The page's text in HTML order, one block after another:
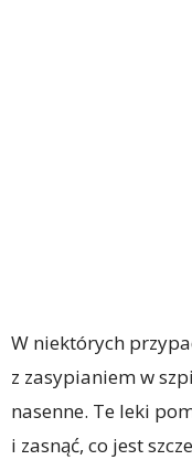
W niektórych
z zasypianiem w
nasenne. Te leki
i zasnąć, co jest